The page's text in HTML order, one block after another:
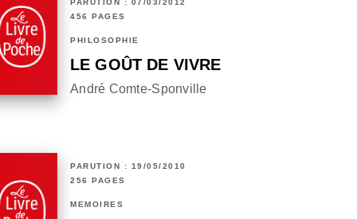
PARUTION : 07/03/2012
456 PAGES
PHILOSOPHIE
LE GOÛT DE VIVRE
André Comte-Sponville
PARUTION : 19/05/2010
256 PAGES
MÉMOIRES